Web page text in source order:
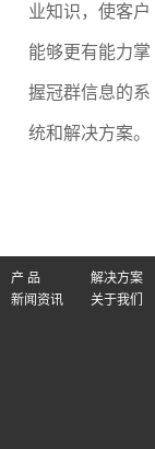
业知识，使客户
能够更有能力掌
握冠群信息的系
统和解决方案。
产 品 解决方案
新闻资讯
关于我们